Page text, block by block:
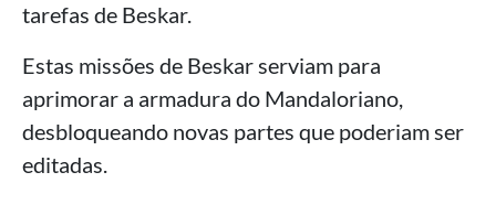
tarefas de Beskar.
Estas missões de Beskar serviam para
aprimorar a armadura do Mandaloriano,
desbloqueando novas partes que poderiam ser
editadas.